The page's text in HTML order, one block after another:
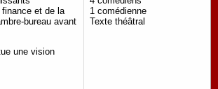
et de la
bureau avant
une vision
1 comédienne
Texte théâtral